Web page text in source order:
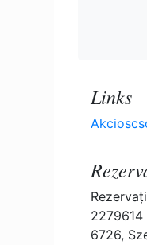
Links
2279614
6726,